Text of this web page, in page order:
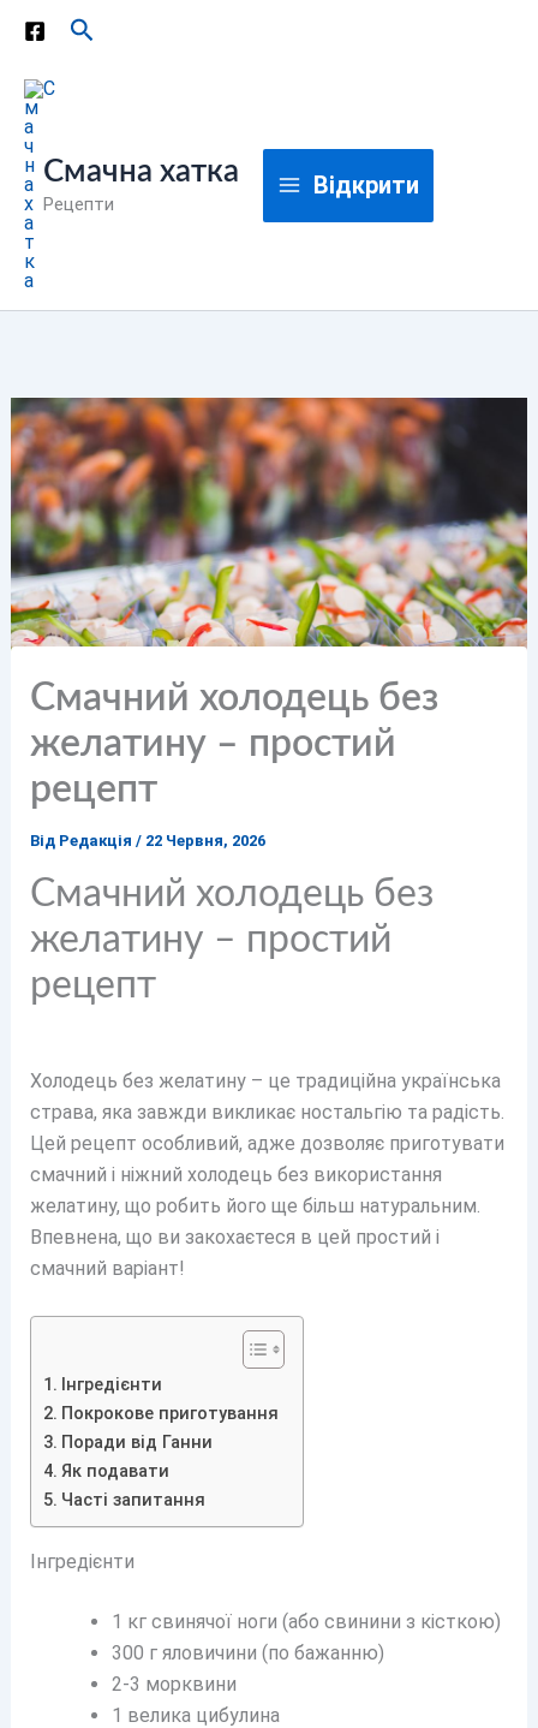
Перейти
вмісту
Пошук
Смачна хатка
Рецепти
Відкрити
Смачний холодець без
желатину – простий
рецепт
Від Редакція / 22 Червня, 2026
Смачний холодець без
желатину – простий
рецепт
Холодець без желатину – це традиційна українська
страва, яка завжди викликає ностальгію та радість.
Цей рецепт особливий, адже дозволяє приготувати
смачний і ніжний холодець без використання
желатину, що робить його ще більш натуральним.
Впевнена, що ви закохаєтеся в цей простий і
смачний варіант!
Інгредієнти
Покрокове приготування
Поради від Ганни
Як подавати
Часті запитання
Інгредієнти
1 кг свинячої ноги (або свинини з кісткою)
300 г яловичини (по бажанню)
2-3 морквини
1 велика цибулина